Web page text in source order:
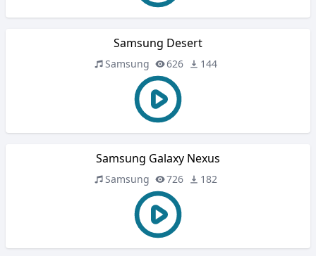
Samsung Desert
Samsung 626 144
Samsung Galaxy Nexus
Samsung 726 182